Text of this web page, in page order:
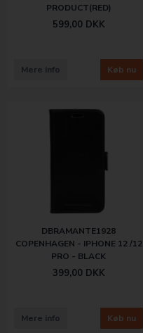
PRODUCT(RED)
599,00 DKK
Køb nu
Mere info
DBRAMANTE1928
COPENHAGEN - IPHONE 12 /12
PRO - BLACK
399,00 DKK
Køb nu
Mere info